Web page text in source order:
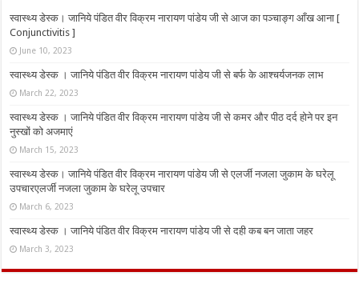
स्वास्थ्य डेस्क। जानिये पंडित वीर विक्रम नारायण पांडेय जी से आज का पञ्चाङ्ग आँख आना [
Conjunctivitis ]
June 10, 2023
स्वास्थ्य डेस्क । जानिये पंडित वीर विक्रम नारायण पांडेय जी से बर्फ के आश्चर्यजनक लाभ
March 22, 2023
स्वास्थ्य डेस्क । जानिये पंडित वीर विक्रम नारायण पांडेय जी से कमर और पीठ दर्द होने पर इन
नुस्‍खों को अजमाएं
March 15, 2023
स्वास्थ्य डेस्क। जानिये पंडित वीर विक्रम नारायण पांडेय जी से एलर्जी नजला जुकाम के घरेलू
उपचारएलर्जी नजला जुकाम के घरेलू उपचार
March 6, 2023
स्वास्थ्य डेस्क । जानिये पंडित वीर विक्रम नारायण पांडेय जी से दही कब बन जाता जहर
March 3, 2023